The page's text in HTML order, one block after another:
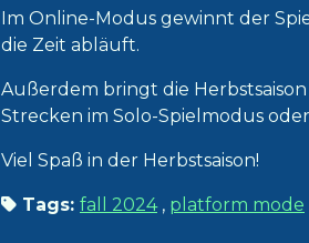
Im Online-Modus gewinnt der
die Zeit abläuft.
Außerdem bringt die
Strecken im Solo-Spielmodus
Viel Spaß in der Herbstsaison!
Tags: fall 2024, platform mode